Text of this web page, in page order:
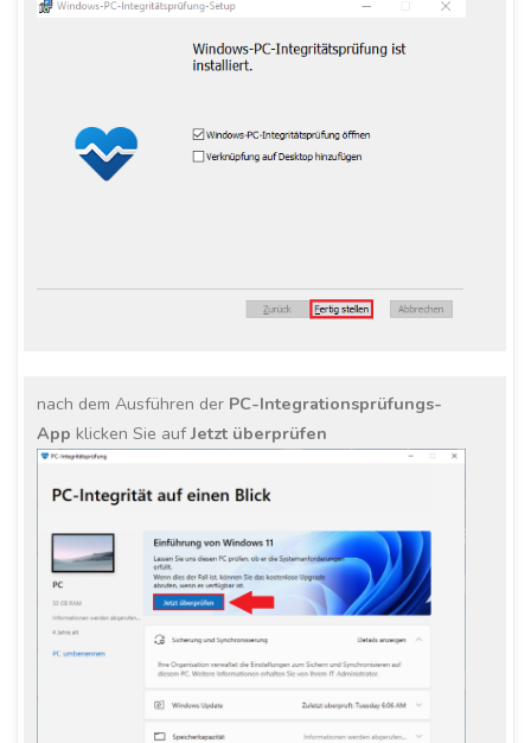
nach dem Ausführen der PC-Integrationsprüfungs-
App klicken Sie aufJetzt überprüfen